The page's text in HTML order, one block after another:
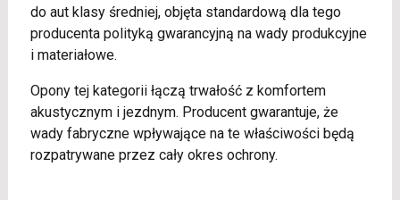
do aut klasy średniej, objęta standardową dla tego
producenta polityką gwarancyjną na wady produkcyjne
i materiałowe.
Opony tej kategorii łączą trwałość z komfortem
akustycznym i jezdnym. Producent gwarantuje, że
wady fabryczne wpływające na te właściwości będą
rozpatrywane przez cały okres ochrony.